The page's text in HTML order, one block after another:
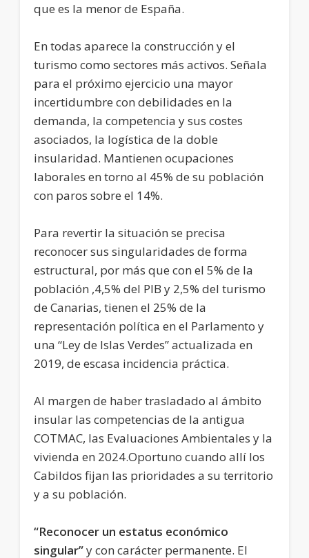
que es la menor de España.
En todas aparece la construcción y el
turismo como sectores más activos. Señala
para el próximo ejercicio una mayor
incertidumbre con debilidades en la
demanda, la competencia y sus costes
asociados, la logística de la doble
insularidad. Mantienen ocupaciones
laborales en torno al 45% de su población
con paros sobre el 14%.
Para revertir la situación se precisa
reconocer sus singularidades de forma
estructural, por más que con el 5% de la
población ,4,5% del PIB y 2,5% del turismo
de Canarias, tienen el 25% de la
representación política en el Parlamento y
una “Ley de Islas Verdes” actualizada en
2019, de escasa incidencia práctica.
Al margen de haber trasladado al ámbito
insular las competencias de la antigua
COTMAC, las Evaluaciones Ambientales y la
vivienda en 2024.Oportuno cuando allí los
Cabildos fijan las prioridades a su territorio
y a su población.
“Reconocer un estatus económico
singular”y con carácter permanente. El